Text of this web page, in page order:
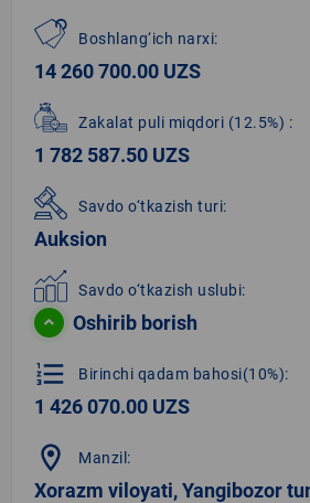
Boshlang‘ich narxi:
14 260 700.00 UZS
Zakalat puli miqdori (12.5%) :
1 782 587.50 UZS
Savdo o‘tkazish turi:
Auksion
Savdo o‘tkazish uslubi:
Oshirib borish
format_list_numbered Birinchi qadam bahosi(10%):
1 426 070.00 UZS
location_on Manzil:
Xorazm viloyati, Yangibozor